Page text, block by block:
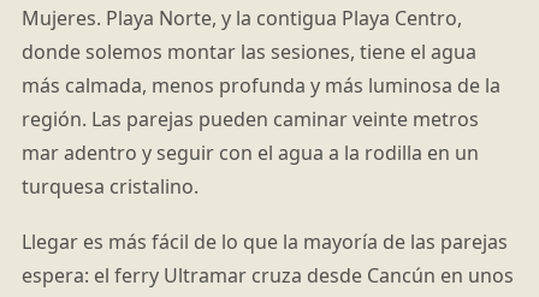
Mujeres. Playa Norte, y la contigua Playa Centro,
donde solemos montar las sesiones, tiene el agua
más calmada, menos profunda y más luminosa de la
región. Las parejas pueden caminar veinte metros
mar adentro y seguir con el agua a la rodilla en un
turquesa cristalino.
Llegar es más fácil de lo que la mayoría de las parejas
espera: el ferry Ultramar cruza desde Cancún en unos